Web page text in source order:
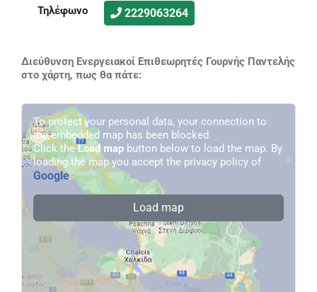
Τηλέφωνο
2229063264
Διεύθυνση Ενεργειακοί Επιθεωρητές Γουρνής Παντελής
στο χάρτη, πως θα πάτε:
To protect your personal data, your connection to
the embedded map has been blocked.
Click theLoad map button below to load the map. By
loading the map you accept the privacy policy of
Google.
Load map